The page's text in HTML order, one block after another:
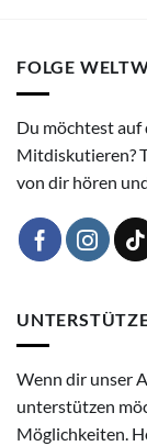
FOLGE
Du möchtest auf
Mitdiskutieren?
von dir hören
Wenn dir unser
unterstützen
Möglichkeiten.